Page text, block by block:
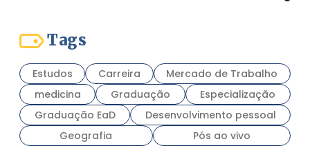
Tags
Estudos Carreira
Mercado de Trabalho
medicina
Graduação
Especialização
Graduação EaD
Desenvolvimento pessoal
Geografia
Pós ao vivo